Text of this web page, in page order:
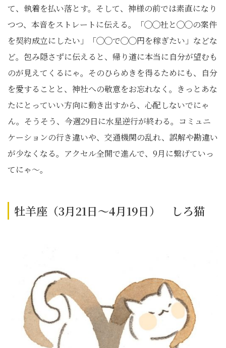
て、執着を払い落とす。そして、神様の前では素直になり
つつ、本音をストレートに伝える。「◯◯社と◯◯の案件
を契約成立にしたい」「◯◯で◯◯円を稼ぎたい」などな
ど。包み隠さずに伝えると、帰り道に本当に自分が望むも
のが見えてくるにゃ。そのひらめきを得るためにも、自分
を愛することと、神社への敬意をお忘れなく。きっとあな
たにとっていい方向に動き出すから、心配しないでにゃ
ん。そうそう、今週29日に水星逆行が終わる。コミュニ
ケーションの行き違いや、交通機関の乱れ、誤解や勘違い
が少なくなる。アクセル全開で進んで、9月に繋げていっ
てにゃ〜。
牡羊座（3月21日～4月19日） しろ猫